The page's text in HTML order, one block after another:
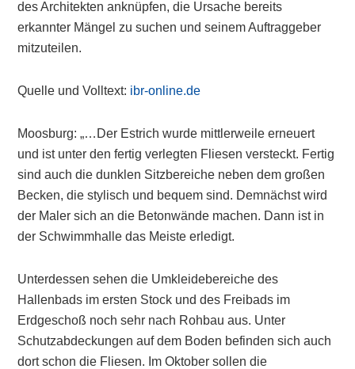
des Architekten anknüpfen, die Ursache bereits
erkannter Mängel zu suchen und seinem Auftraggeber
mitzuteilen.
Quelle und Volltext: ibr-online.de
Moosburg: „…Der Estrich wurde mittlerweile erneuert
und ist unter den fertig verlegten Fliesen versteckt. Fertig
sind auch die dunklen Sitzbereiche neben dem großen
Becken, die stylisch und bequem sind. Demnächst wird
der Maler sich an die Betonwände machen. Dann ist in
der Schwimmhalle das Meiste erledigt.
Unterdessen sehen die Umkleidebereiche des
Hallenbads im ersten Stock und des Freibads im
Erdgeschoß noch sehr nach Rohbau aus. Unter
Schutzabdeckungen auf dem Boden befinden sich auch
dort schon die Fliesen. Im Oktober sollen die